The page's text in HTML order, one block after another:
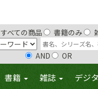
すべての商品 書籍のみ
AND OR
書籍 雑誌 デジ